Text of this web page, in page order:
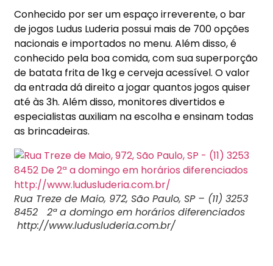
Conhecido por ser um espaço irreverente, o bar
de jogos Ludus Luderia possui mais de 700 opções
nacionais e importados no menu. Além disso, é
conhecido pela boa comida, com sua superporção
de batata frita de 1kg e cerveja acessível. O valor
da entrada dá direito a jogar quantos jogos quiser
até às 3h. Além disso, monitores divertidos e
especialistas auxiliam na escolha e ensinam todas
as brincadeiras.
Rua Treze de Maio, 972, São Paulo, SP – (11) 3253
8452 2ª a domingo em horários diferenciados
http://www.ludusluderia.com.br/